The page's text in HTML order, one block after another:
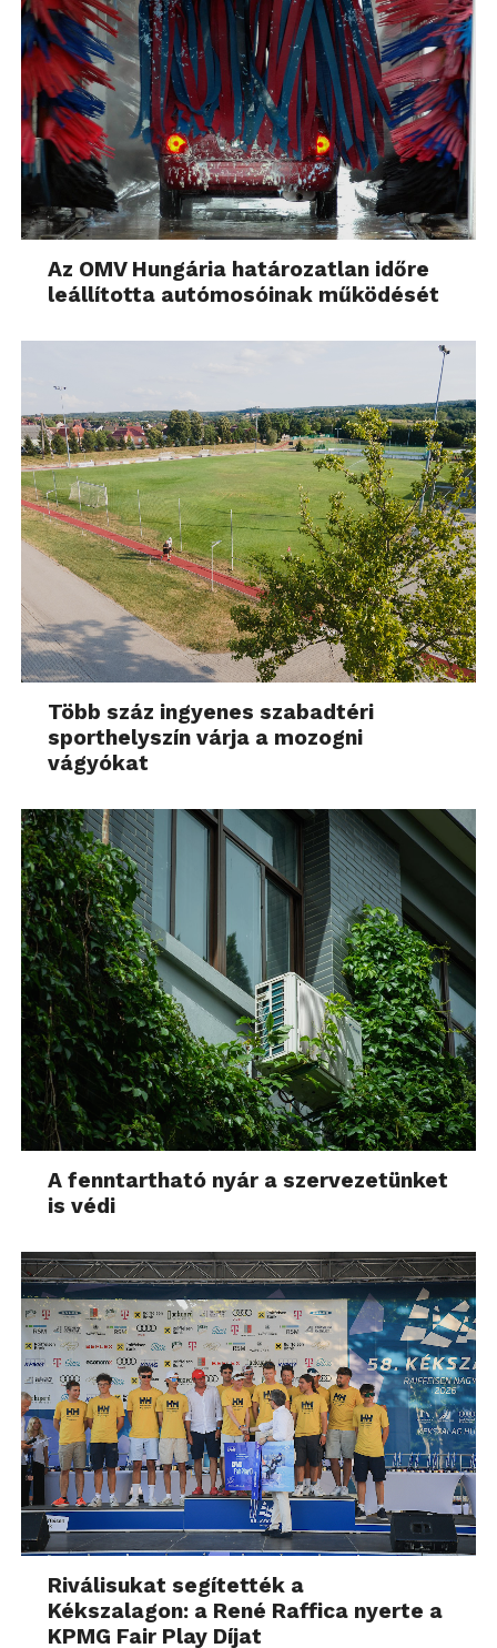
Az OMV Hungária határozatlan időre
leállította autómosóinak működését
Több száz ingyenes szabadtéri
sporthelyszín várja a mozogni
vágyókat
A fenntartható nyár a szervezetünket
is védi
Riválisukat segítették a
Kékszalagon: a René Raffica nyerte a
KPMG Fair Play Díjat